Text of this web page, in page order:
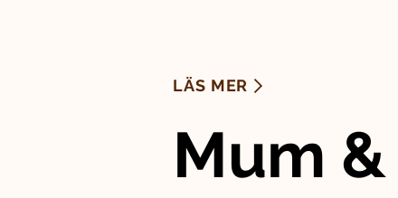
LÄS MER
Mum